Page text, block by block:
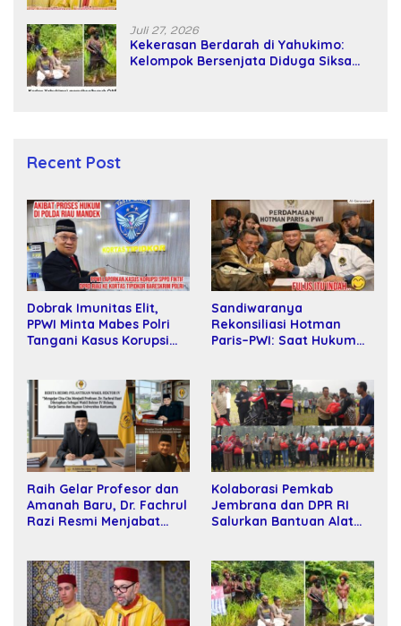
Juli 27, 2026
Kekerasan Berdarah di Yahukimo:
Kelompok Bersenjata Diduga Siksa
Recent Post
Dobrak Imunitas Elit,
PPWI Minta Mabes Polri
Tangani Kasus Korupsi
Sandiwaranya
Rekonsiliasi Hotman
Paris–PWI: Saat Hukum
Raih Gelar Profesor dan
Amanah Baru, Dr. Fachrul
Razi Resmi Menjabat
Kolaborasi Pemkab
Jembrana dan DPR RI
Salurkan Bantuan Alat